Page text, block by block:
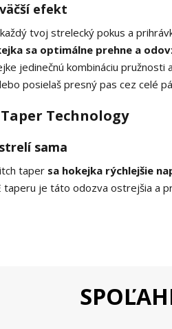
efekt
tvoj strelecký pokus a
sa optimálne prehne a
jedinečnú kombináciu
posielaš presný pas cez celé
Technology
sama
taper sa hokejka rýchlejšie
taperu je táto odozva ostrejšia a